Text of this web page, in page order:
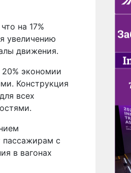
на 17%
увеличению
движения.
экономии
Конструкция
всех
пассажирам с
в вагонах